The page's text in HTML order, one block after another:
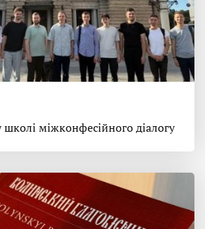
міжконфесійного діалогу